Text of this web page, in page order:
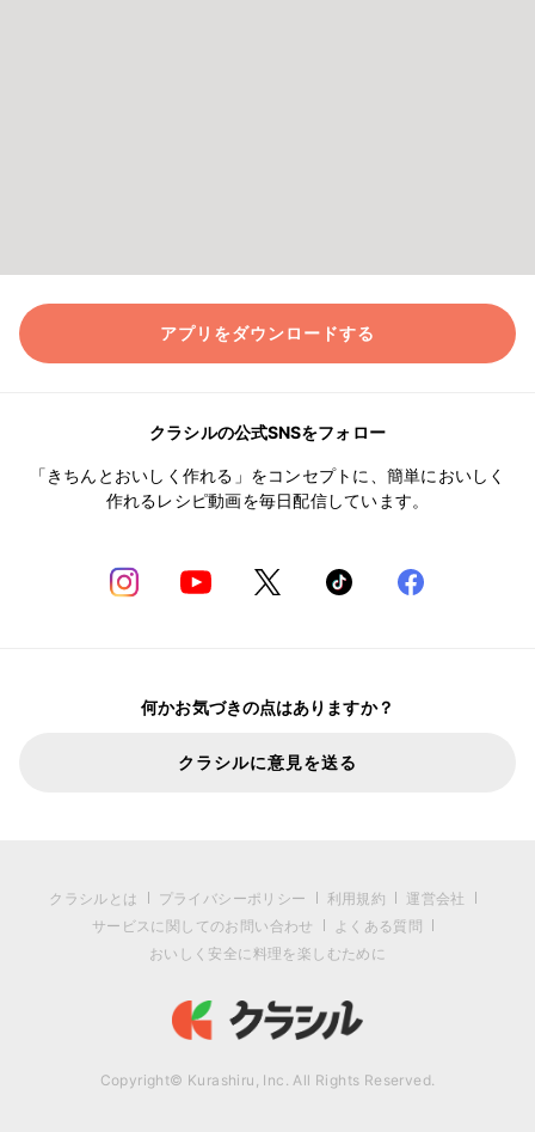
アプリをダウンロードする
クラシルの公式SNSをフォロー
「きちんとおいしく作れる」をコンセプトに、簡単においしく
作れるレシピ動画を毎日配信しています。
何かお気づきの点はありますか？
クラシルに意見を送る
クラシルとは プライバシーポリシー 利用規約
運営会社
サービスに関してのお問い合わせ
よくある質問
おいしく安全に料理を楽しむために
Copyright© Kurashiru, Inc. All Rights Reserved.